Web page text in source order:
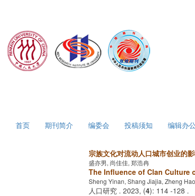
首页 期刊简介 编委会 投稿须知 编辑办
宗族文化对流动人口城市创业的
盛亦男, 尚佳佳, 郑浩冉
The Influence of Clan Culture
Sheng Yinan, Shang Jiajia, Zheng
人口研究 . 2023, (4): 114 -128 .